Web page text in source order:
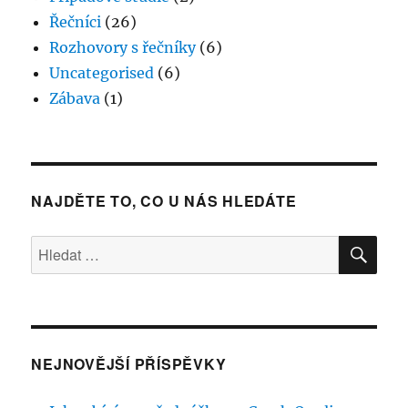
jak
organizátoři?
Řečníci (26)
Rozhovory s řečníky(6)
Uncategorised (6)
Zábava (1)
NAJDĚTE TO, CO U NÁS HLEDÁTE
Hledat:
NEJNOVĚJŠÍ PŘÍSPĚVKY